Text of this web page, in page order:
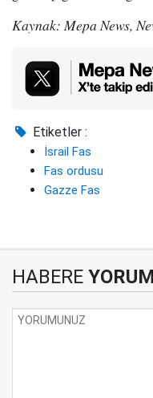
Kaynak: Mepa News,
Etiketler :
İsrail Fas
Fas ordusu
Gazze Fas
HABERE